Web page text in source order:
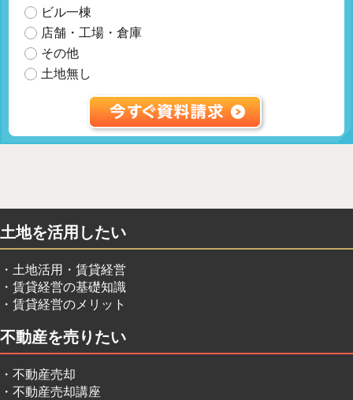
ビル一棟
店舗・工場・倉庫
その他
土地無し
土地を活用したい
土地活用・賃貸経営
賃貸経営の基礎知識
賃貸経営のメリット
不動産を売りたい
不動産売却
不動産売却講座